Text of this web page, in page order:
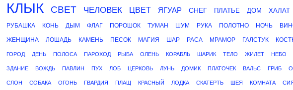
КЛЫК СВЕТ ЧЕЛОВЕК ЦВЕТ ЯГУАР СНЕГ ПЛАТЬЕ ДОМ ХАЛАТ
РУБАШКА КОНЬ ДЫМ ФЛАГ ПОРОШОК ТУМАН ШУМ РУКА ПОЛОТНО НОЧЬ
ЖЕНЩИНА ЛОШАДЬ КАМЕНЬ ПЕСОК МАГИЯ ШАР РАСА МРАМОР ГАЛСТУК
ГОРОД ДЕНЬ ПОЛОСА ПАРОХОД РЫБА ОЛЕНЬ КОРАБЛЬ ШАРИК ТЕЛО ЖИЛЕТ НЕБО
ЗДАНИЕ ВОЖДЬ ПАВЛИН ПУХ ЛОБ ЦЕРКОВЬ ЛУНЬ ДОМИК ПЛАТОЧЕК ВАЛЬС ГРИБ
СЛОН СОБАКА ОГОНЬ ГВАРДИЯ ПЛАЩ КРАСНЫЙ ЛОДКА СКАТЕРТЬ ШЕЯ КОМНАТА